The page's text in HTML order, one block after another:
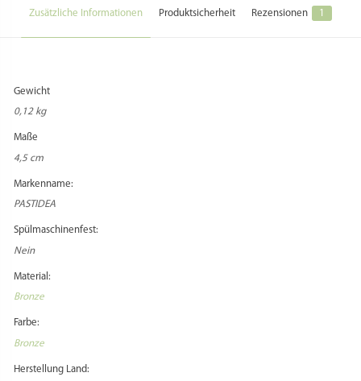
Zusätzliche Informationen Produktsicherheit Rezensionen 1
Gewicht
0,12 kg
Maße
4,5 cm
Markenname:
PASTIDEA
Spülmaschinenfest:
Nein
Material:
Bronze
Farbe:
Bronze
Herstellung Land: